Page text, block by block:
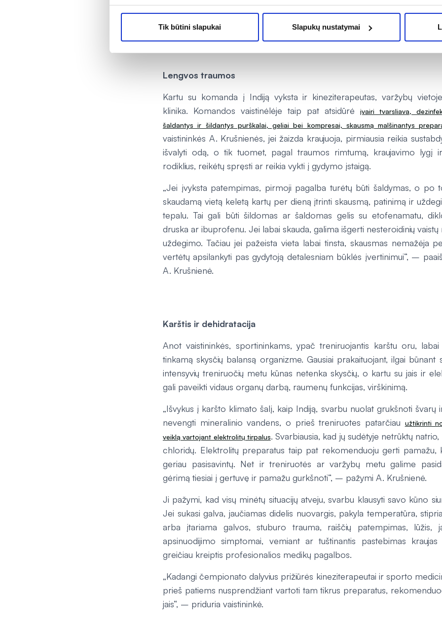
Tik būtini slapukai Slapukų nustatymai
pasireiškia silpnumas, karščiavimas, stiprus raumenų ar pilvo
būtina kreiptis į gydymo įstaigą“, – paaiškina vaistininkė.
Lengvos traumos
Kartu su komanda į Indiją vyksta ir kineziterapeutas, varžybų
klinika. Komandos vaistinėlėje taip pat atsidūrė
įvairi tvarsliava,
šaldantys ir šildantys purškalai, geliai bei kompresai, skausmą malšinantys
vaistininkės A. Krušnienės, jei žaizda kraujuoja, pirmiausia reikia
išvalyti odą, o tik tuomet, pagal traumos rimtumą, kraujavimo lygį
rodiklius, reikėtų spręsti ar reikia vykti į gydymo įstaigą.
„Jei įvyksta patempimas, pirmoji pagalba turėtų būti šaldymas, o po
skaudamą vietą keletą kartų per dieną įtrinti skausmą, patinimą ir
tepalu. Tai gali būti šildomas ar šaldomas gelis su etofenamatu,
druska ar ibuprofenu. Jei labai skauda, galima išgerti nesteroidinių
uždegimo. Tačiau jei pažeista vieta labai tinsta, skausmas nemažėja
vertėtų apsilankyti pas gydytoją detalesniam būklės įvertinimui“, –
A. Krušnienė.
Karštis ir dehidratacija
Anot vaistininkės, sportininkams, ypač treniruojantis karštu oru, labai
tinkamą skysčių balansą organizme. Gausiai prakaituojant, ilgai būnant
intensyvių treniruočių metu kūnas netenka skysčių, o kartu su jais ir
gali paveikti vidaus organų darbą, raumenų funkcijas, virškinimą.
„Išvykus į karšto klimato šalį, kaip Indiją, svarbu nuolat grukšnoti švarų
nevengti mineralinio vandens, o prieš treniruotes patarčiau užtikrinti
veiklą vartojant elektrolitų tirpalus. Svarbiausia, kad jų sudėtyje netrūktų
chloridų. Elektrolitų preparatus taip pat rekomenduoju gerti pamažu,
geriau pasisavintų. Net ir treniruotės ar varžybų metu galime
gėrimą tiesiai į gertuvę ir pamažu gurkšnoti“, – pažymi A. Krušnienė.
Ji pažymi, kad visų minėtų situacijų atveju, svarbu klausyti savo kūno
Jei sukasi galva, jaučiamas didelis nuovargis, pakyla temperatūra,
arba įtariama galvos, stuburo trauma, raiščių patempimas, lūžis,
apsinuodijimo simptomai, vemiant ar tuštinantis pastebimas
greičiau kreiptis profesionalios medikų pagalbos.
„Kadangi čempionato dalyvius prižiūrės kineziterapeutai ir sporto
prieš patiems nusprendžiant vartoti tam tikrus preparatus,
jais“, – priduria vaistininkė.